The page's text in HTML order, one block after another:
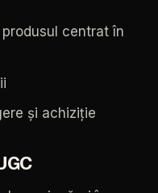
produsul centrat în
și achiziție